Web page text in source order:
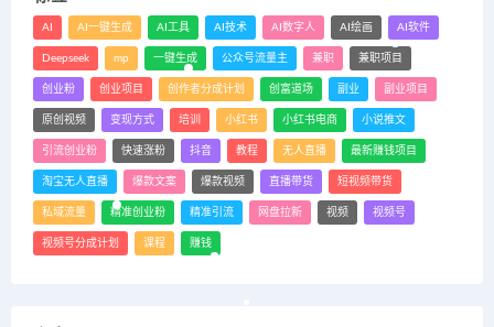
AI AI一键生成 AI工具 AI技术 AI数字人 AI绘画 AI软件
Deepseek mp 一键生成 公众号流量主 兼职 兼职项目
创业粉 创业项目 创作者分成计划 创富道场 副业 副业项目
原创视频 变现方式 培训 小红书 小红书电商 小说推文
引流创业粉 快速涨粉 抖音 教程 无人直播 最新赚钱项目
淘宝无人直播 爆款文案 爆款视频 直播带货 短视频带货
私域流量 精准创业粉 精准引流 网盘拉新 视频 视频号
视频号分成计划 课程 赚钱